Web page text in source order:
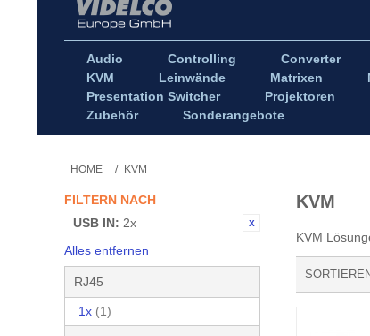
Audio Controlling Converter
KVM
Leinwände Matrixen
Presentation Switcher
Projektoren
Zubehör
Sonderangebote
HOME / KVM
FILTERN NACH
USB IN: 2x
Alles entfernen
RJ45
1x (1)
KVM
KVM